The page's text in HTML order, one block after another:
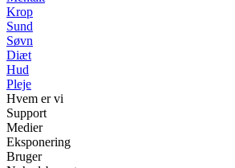
Krop
Sund
Søvn
Diæt
Hud
Pleje
Hvem er vi
Support
Medier
Eksponering
Bruger